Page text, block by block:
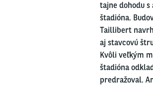
tajne dohodu
štadióna.
Taillibert
aj stavcovú
Kvôli veľkým
štadióna
predražoval.